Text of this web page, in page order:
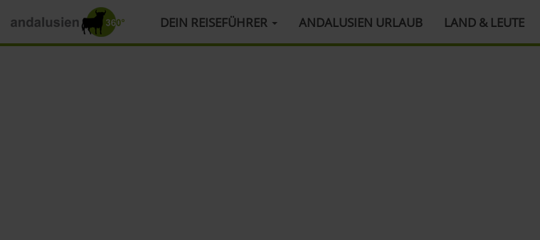
HAUPTMENÜ DEIN REISEFÜHRER ANDALUSIEN URLAUB LAND & LEUTE